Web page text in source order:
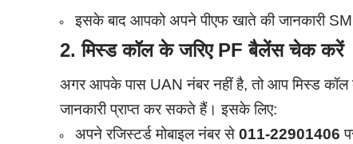
इसके बाद आपको अपने पीएफ खाते की जानकारी
2. मिस्ड कॉल के जरिए PF बैलेंस चेक करें
अगर आपके पास UAN नंबर नहीं है, तो आप मिस्ड
जानकारी प्राप्त कर सकते हैं। इसके लिए:
अपने रजिस्टर्ड मोबाइल नंबर से011-22901406